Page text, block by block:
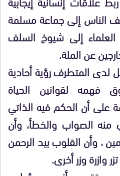
الناس إلى جماعة مسلمة
إلى شيوخ السلف
عن الملة.
لدى المتطرف رؤية أحادية
فهمه لقوانين الحياة
على أن الحكم فيه الذاتي
منه الصواب والخطأ، وأن
، وأن القلوب بيد الرحمن
وازرة وزر أخرى.